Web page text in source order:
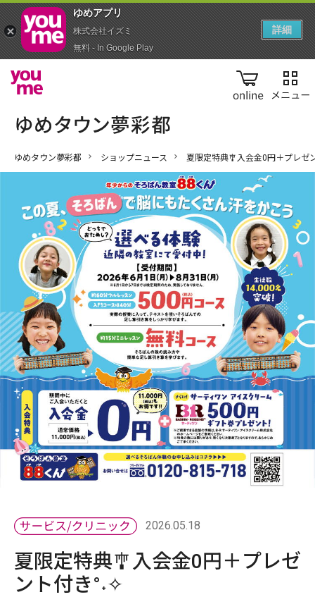
online
ゆめタウン夢彩都 ショップニュース 夏限定特典🎐入会金0円＋プレゼ
2026.05.18
夏限定特典🎐入会金0円＋プレゼ
ント付き°˖✧
ゆめアプ‪リ‬
株式会社イズミ
無料 - In Google Play
詳細